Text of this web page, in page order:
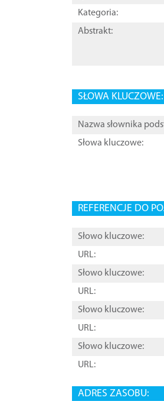
Kategoria:
Abstrakt:
SŁOWA KLUCZOWE:
Nazwa słownika
Słowa kluczowe:
REFERENCJE DO
Słowo kluczowe:
URL:
Słowo kluczowe:
URL:
Słowo kluczowe:
URL:
Słowo kluczowe:
URL:
ADRES ZASOBU: